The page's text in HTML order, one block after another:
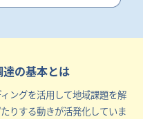
の基本とは
ングを活用して地域課題を解
りする動きが活発化していま